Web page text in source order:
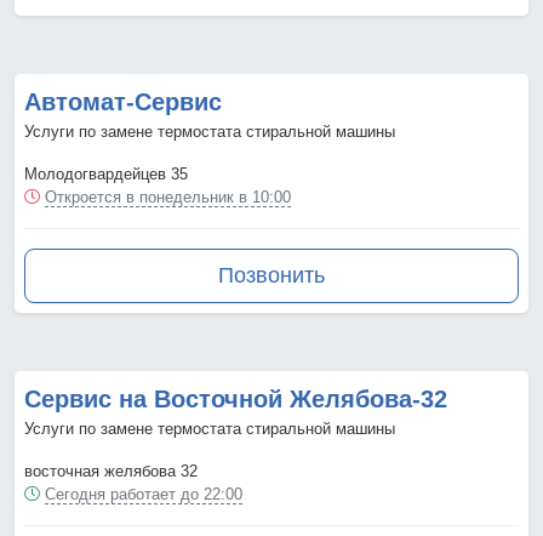
Автомат-Сервис
Услуги по замене термостата стиральной машины
Молодогвардейцев 35
Откроется в понедельник в 10:00
Позвонить
Сервис на Восточной Желябова-32
Услуги по замене термостата стиральной машины
восточная желябова 32
Сегодня работает до 22:00